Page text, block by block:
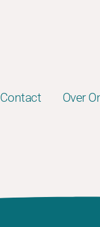
Contact Over